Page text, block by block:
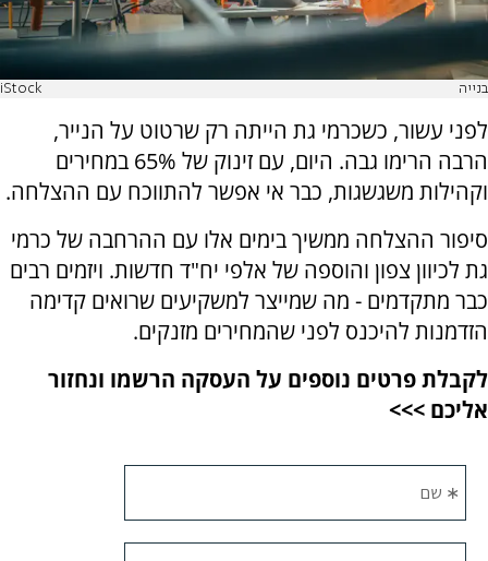
בנייה iStock
לפני עשור, כשכרמי גת הייתה רק שרטוט על הנייר,
הרבה הרימו גבה. היום, עם זינוק של 65% במחירים
וקהילות משגשגות, כבר אי אפשר להתווכח עם ההצלחה.
סיפור ההצלחה ממשיך בימים אלו עם ההרחבה של כרמי
גת לכיוון צפון והוספה של אלפי יח"ד חדשות. ויזמים רבים
כבר מתקדמים - מה שמייצר למשקיעים שרואים קדימה
הזדמנות להיכנס לפני שהמחירים מזנקים.
לקבלת פרטים נוספים על העסקה הרשמו ונחזור
אליכם >>>